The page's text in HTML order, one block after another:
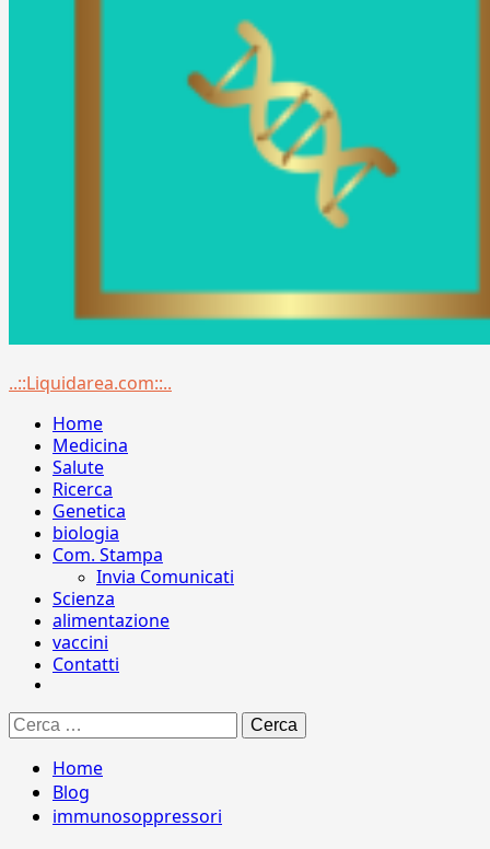
Menu
..::Liquidarea.com::..
Home
Medicina
Salute
Ricerca
Genetica
biologia
Com. Stampa
Invia Comunicati
Scienza
alimentazione
vaccini
Contatti
Ricerca
per:
Home
Blog
immunosoppressori